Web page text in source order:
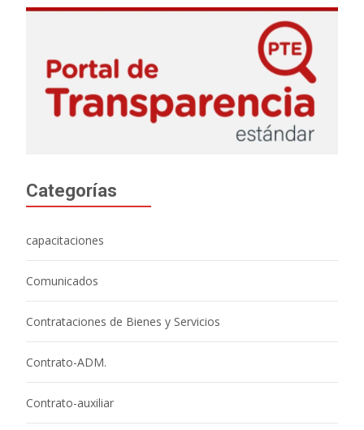
Categorías
capacitaciones
Comunicados
Contrataciones de Bienes y Servicios
Contrato-ADM.
Contrato-auxiliar